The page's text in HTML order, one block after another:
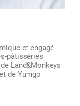
et engagé
pâtisseries
Land&Monkeys
de Yumgo